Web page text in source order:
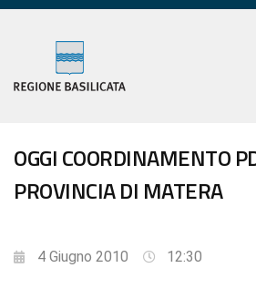
OGGI COORDINAMENTO
PROVINCIA DI MATERA
4 Giugno 2010 12:30